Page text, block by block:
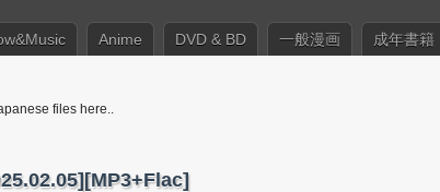
Anime DVD & BD 一般漫画 成年書籍
files here..